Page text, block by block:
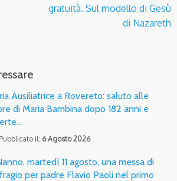
gratuità. Sul modello di Gesù
di Nazareth
Ausiliatrice a Rovereto: saluto alle
di Maria Bambina dopo 182 anni e
Pubblicato il: 6 Agosto 2026
martedì 11 agosto, una messa di
per padre Flavio Paoli nel primo